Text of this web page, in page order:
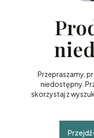
Przepraszamy,
niedostępny.
skorzystaj z
Przejdź